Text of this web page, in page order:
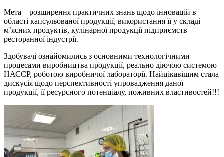
Мета – розширення практичних знань щодо інновацій в
області капсульованої продукції, використання її у складі
м’ясних продуктів, кулінарної продукції підприємств
ресторанної індустрії.
Здобувачі ознайомились з основними технологічними
процесами виробництва продукції, реально діючою системою
НАССР, роботою виробничої лабораторії. Найцікавішим стала
дискусія щодо перспективності упровадження даної
продукції, її ресурсного потенціалу, поживних властивостей!!!